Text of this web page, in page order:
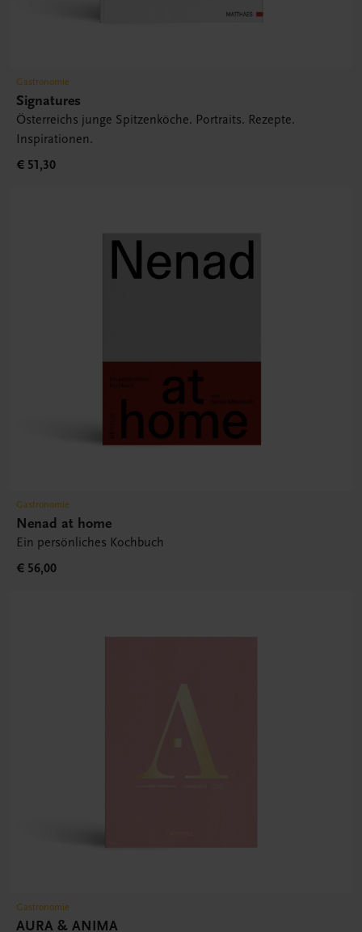
Gastronomie
Signatures
Österreichs junge Spitzenköche. Portraits. Rezepte.
Inspirationen.
€ 51,30
Gastronomie
Nenad at home
Ein persönliches Kochbuch
€ 56,00
Gastronomie
AURA & ANIMA